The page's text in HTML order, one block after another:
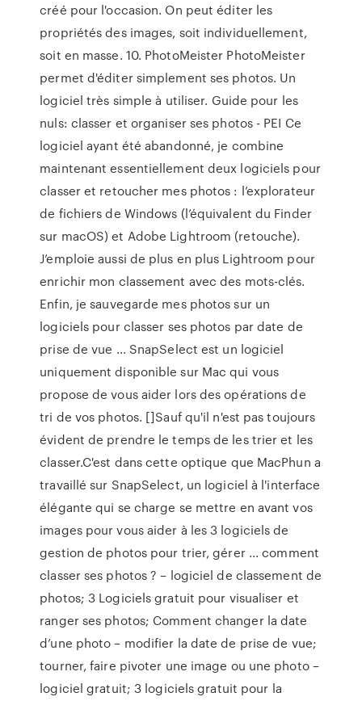
créé pour l'occasion. On peut éditer les
propriétés des images, soit individuellement,
soit en masse. 10. PhotoMeister PhotoMeister
permet d'éditer simplement ses photos. Un
logiciel très simple à utiliser. Guide pour les
nuls: classer et organiser ses photos - PEI Ce
logiciel ayant été abandonné, je combine
maintenant essentiellement deux logiciels pour
classer et retoucher mes photos : l’explorateur
de fichiers de Windows (l’équivalent du Finder
sur macOS) et Adobe Lightroom (retouche).
J’emploie aussi de plus en plus Lightroom pour
enrichir mon classement avec des mots-clés.
Enfin, je sauvegarde mes photos sur un
logiciels pour classer ses photos par date de
prise de vue ... SnapSelect est un logiciel
uniquement disponible sur Mac qui vous
propose de vous aider lors des opérations de
tri de vos photos. []Sauf qu'il n'est pas toujours
évident de prendre le temps de les trier et les
classer.C'est dans cette optique que MacPhun a
travaillé sur SnapSelect, un logiciel à l'interface
élégante qui se charge se mettre en avant vos
images pour vous aider à les 3 logiciels de
gestion de photos pour trier, gérer ... comment
classer ses photos ? – logiciel de classement de
photos; 3 Logiciels gratuit pour visualiser et
ranger ses photos; Comment changer la date
d’une photo – modifier la date de prise de vue;
tourner, faire pivoter une image ou une photo –
logiciel gratuit; 3 logiciels gratuit pour la